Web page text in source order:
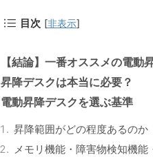
目次 [非表示]
【結論】一番オススメの電
昇降デスクは本当に必要？
電動昇降デスクを選ぶ基準
昇降範囲がどの程度あるのか
メモリ機能・障害物検知機